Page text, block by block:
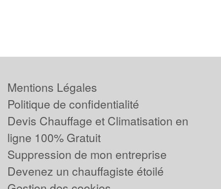
Mentions Légales
Politique de confidentialité
Devis Chauffage et Climatisation en
ligne 100% Gratuit
Suppression de mon entreprise
Devenez un chauffagiste étoilé